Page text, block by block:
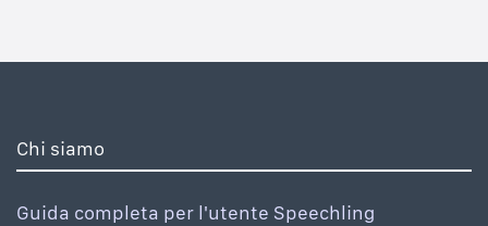
Chi siamo
Guida completa per l'utente Speechling